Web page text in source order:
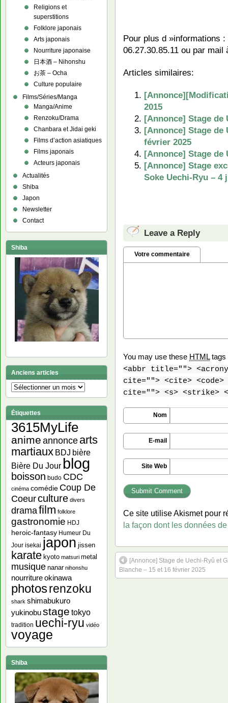
Pour plus d »informations
06.27.30.85.11 ou par mail
Articles similaires:
2015
[Annonce] Stage de
[Annonce] Stage de
février 2025
[Annonce] Stage de
[Annonce] Stage
Soke Uechi-Ryu – 4
Leave a Reply
Votre commentaire
You may use these HTMLtags
<abbr title="">
cite=""> <cite> <code>
cite=""> <s> <strike>
Nom
E-mail
Site Web
Ce site utilise Akismet pour
la façon dont les données
[Annonce] Stage de Uechi-Ryû et
Blanche – 15 et 16 février 2025
Religions et
superstitions
Folklore japonais
Arts japonais
Nourriture japonaise
日本酒 – Nihonshu
お茶 – Ocha
Culture populaire
Films/Séries/Manga
Manga/Anime
Renzoku/Drama
Chanbara et Jidai geki
Films d’action asiatiques
Films japonais
Acteurs japonais
Actualités
Shiba
Japon
Newsletter
Contact
Shiba
Anciens articles
Anciens
articles
Étiquettes
3615MyLife
anime annonce arts
martiaux BDJ bière
Bière Du Jour blog
boisson budo CDC
cinéma comédie Coup De
Coeurculture divers
dramafilm folklore
gastronomie HDJ
heroic-fantasy Humeur Du
Jour isekai japon jissen
karate kyoto matsuri metal
musique nanar nihonshu
nourritureokinawa
photosrenzoku
shark shimabukuro
yukinobustage tokyo
tradition uechi-ryu vidéo
voyage
Shiba